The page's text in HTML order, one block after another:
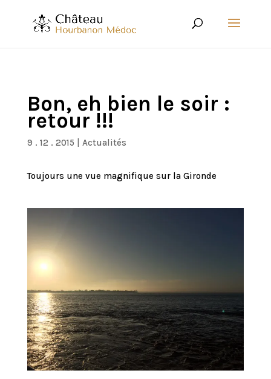
Bon, eh bien le soir :
retour !!!
9 . 12 . 2015 Actualités
Toujours une vue magnifique sur la Gironde